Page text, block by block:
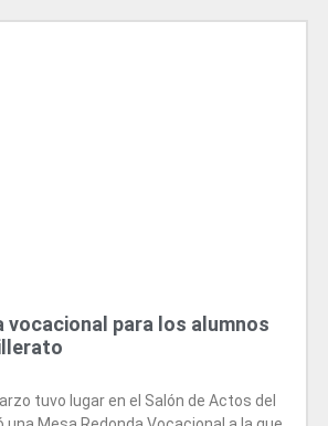
vocacional para los alumnos
tuvo lugar en el Salón de Actos del